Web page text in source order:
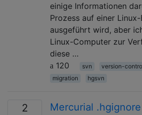
einige Informationen
Prozess auf einer
ausgeführt wird, aber
Linux-Computer zur
diese …
120
svn version-
migration
hgsvn
2
Mercurial